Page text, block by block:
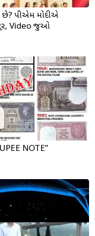
છે? પીએમ મોદીએ
ટૂર, Video જુઓ
NOTE”